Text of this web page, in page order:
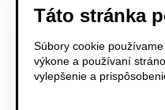
Táto stránka
Súbory cookie
výkone a používaní
vylepšenie a